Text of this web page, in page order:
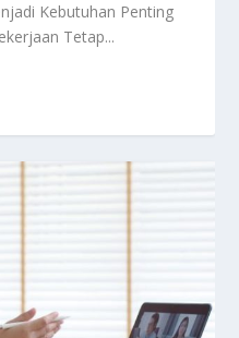
Kebutuhan Penting
Tetap...